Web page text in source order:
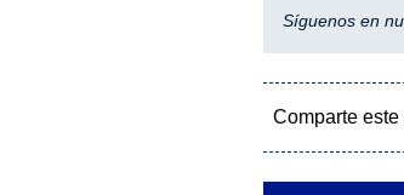
Síguenos en
Comparte este